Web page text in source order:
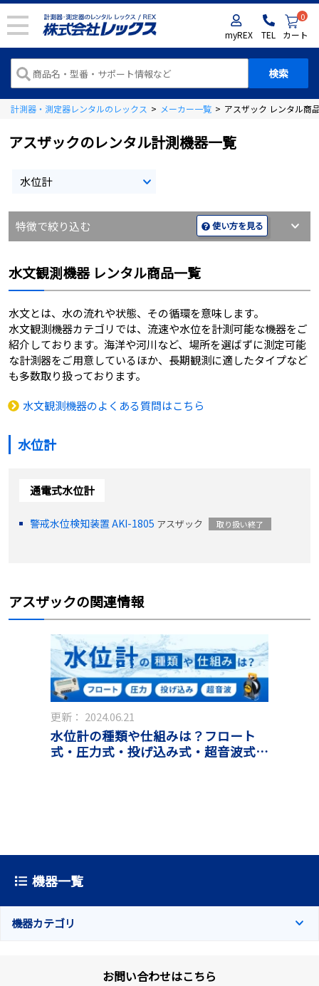
myREX TEL
0
カート
計測器・測定器レンタルのレックス > メーカー一覧 > アスザック レンタル商
アスザックのレンタル計測機器一覧
水位計
使い方を見る
特徴で絞り込む
水文観測機器 レンタル商品一覧
水文とは、水の流れや状態、その循環を意味します。
水文観測機器カテゴリでは、流速や水位を計測可能な機器をご
紹介しております。海洋や河川など、場所を選ばずに測定可能
な計測器をご用意しているほか、長期観測に適したタイプなど
も多数取り扱っております。
水文観測機器のよくある質問はこちら
水位計
通電式水位計
警戒水位検知装置 AKI-1805 アスザック 取り扱い終了
アスザックの関連情報
更新： 2024.06.21
水位計の種類や仕組みは？フロート
式・圧力式・投げ込み式・超音波式な
機器一覧
機器カテゴリ
お問い合わせはこちら